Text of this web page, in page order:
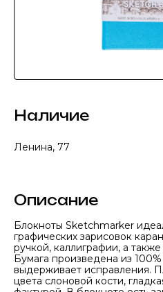
Наличие
Ленина, 77
Описание
Блокноты Sketchmarker
графических зарисовок
ручкой, каллиграфии, а
Бумага произведена из
выдерживает исправления.
цвета слоновой кости,